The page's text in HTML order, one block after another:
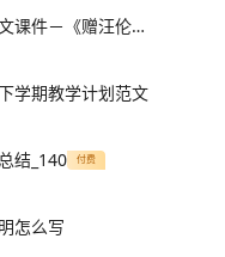
二级下册语文课件－《赠汪伦》｜语文A版 (共10张PPT)
学期教学计划范文
结_140 付费
怎么写